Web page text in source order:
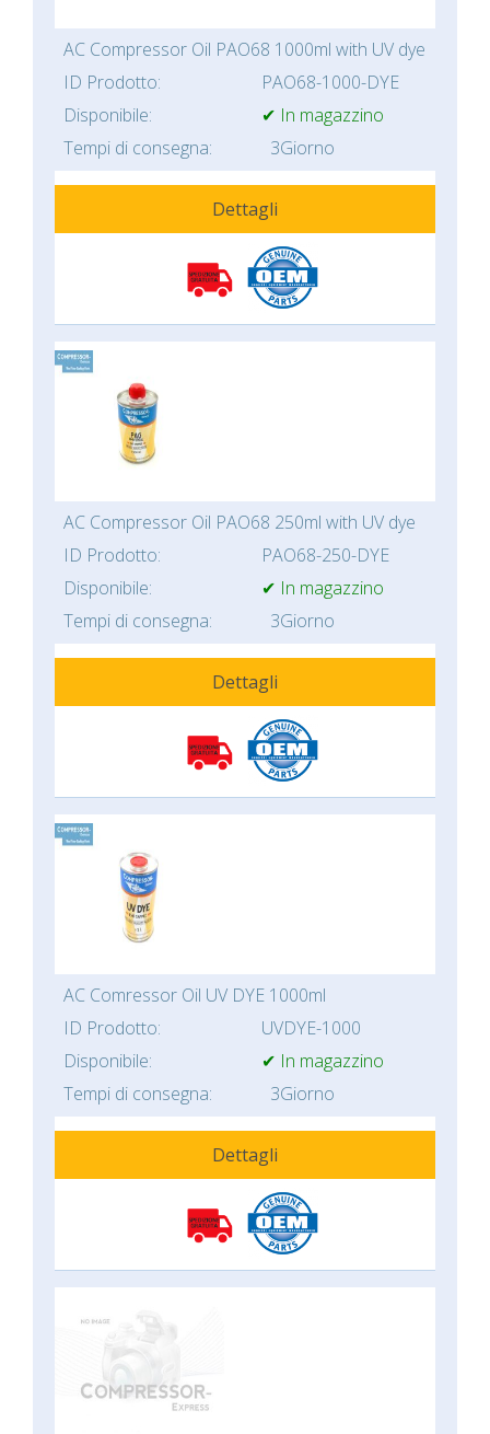
AC Compressor Oil PAO68 1000ml with UV dye
ID Prodotto:
PAO68-1000-DYE
Disponibile:
✔ In magazzino
Tempi di consegna:
3Giorno
Dettagli
AC Compressor Oil PAO68 250ml with UV dye
ID Prodotto:
PAO68-250-DYE
Disponibile:
✔ In magazzino
Tempi di consegna:
3Giorno
Dettagli
AC Comressor Oil UV DYE 1000ml
ID Prodotto:
UVDYE-1000
Disponibile:
✔ In magazzino
Tempi di consegna:
3Giorno
Dettagli